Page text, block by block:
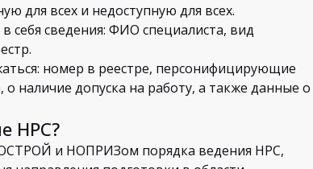
для всех и недоступную для всех.
себя сведения: ФИО специалиста, вид
номер в реестре, персонифицирующие
наличие допуска на работу, а также данные о
НРС?
и НОПРИЗом порядка ведения НРС,